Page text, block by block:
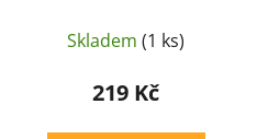
Skladem (1 ks)
219 Kč